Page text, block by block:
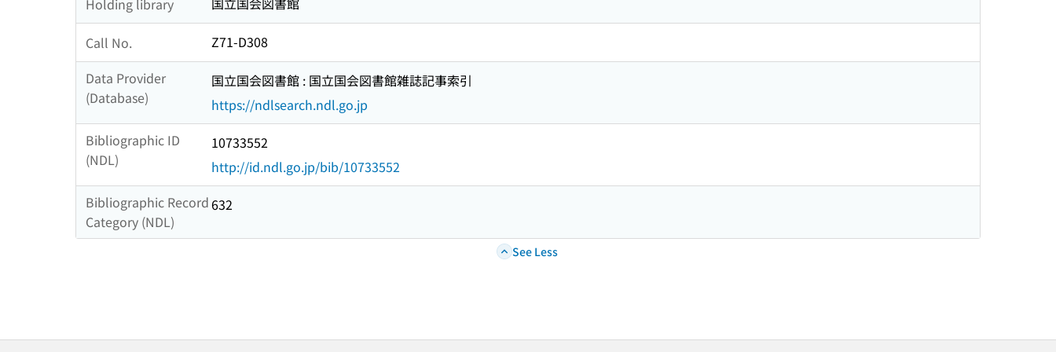
Call No.
Z71-D308
Data Provider
(Database)
国立国会図書館 : 国立国会図書館雑誌記事索引
https://ndlsearch.ndl.go.jp
Bibliographic ID
(NDL)
10733552
http://id.ndl.go.jp/bib/10733552
Bibliographic Record
Category (NDL)
632
See Less